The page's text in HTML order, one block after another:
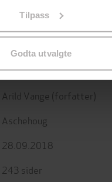
Tilpass
Godta utvalgte
fortelling. sang
Arild Vange (forfatter)
Aschehoug
28.09.2018
243 sider